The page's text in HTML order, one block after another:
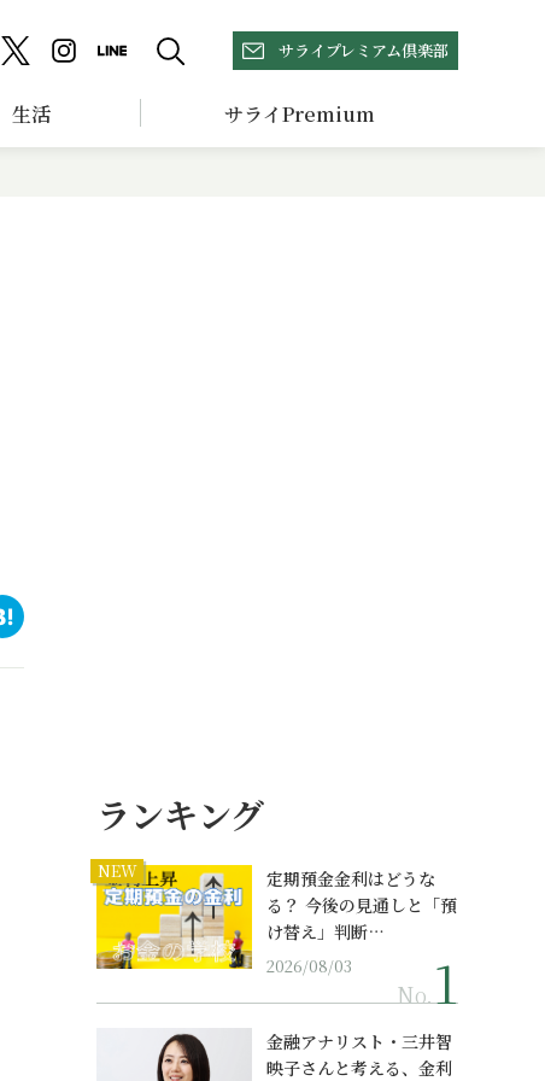
サライプレミアム倶楽部
生活 サライPremium
ランキング
NEW
定期預金金利はどうな
る？ 今後の見通しと「預
け替え」判断…
2026/08/03
No.
金融アナリスト・三井智
映子さんと考える、金利